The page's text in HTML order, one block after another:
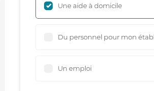
Une aide à domicile
Du personnel pour mon
Un emploi